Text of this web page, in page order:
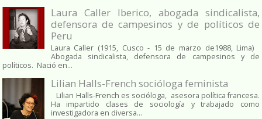
Laura Caller Iberico, abogada sindicalista,
defensora de campesinos y de políticos de
Peru
Laura Caller (1915, Cusco - 15 de marzo de1988, Lima)
Abogada sindicalista, defensora de campesinos y de
políticos. Nació en...
Lilian Halls-French socióloga feminista
Lilian Halls-French es socióloga, asesora política francesa.
Ha impartido clases de sociología y trabajado como
investigadora en diversa...